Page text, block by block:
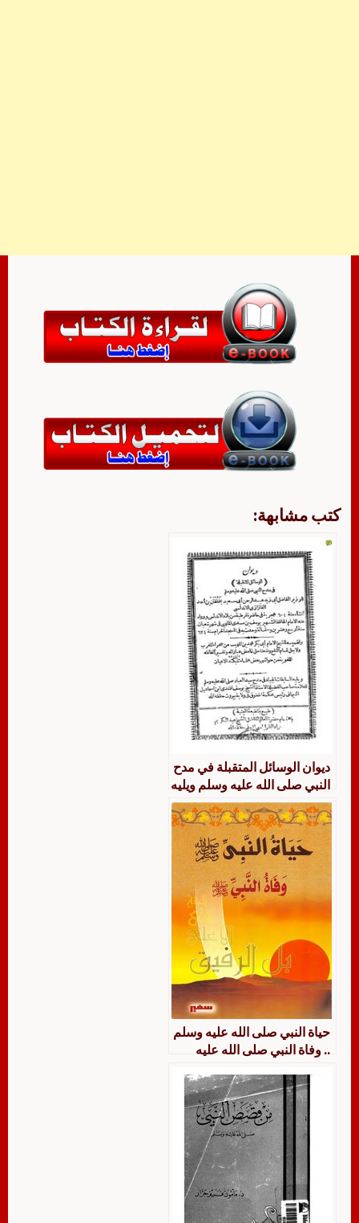
كتب مشابهة:
ديوان الوسائل المتقبلة في مدح
النبي صلى الله عليه وسلم ويليه
السابقات الجياد في مدح سيد
العباد صلى الله عليه وسلم
حياة النبي صلى الله عليه وسلم
.. وفاة النبي صلى الله عليه